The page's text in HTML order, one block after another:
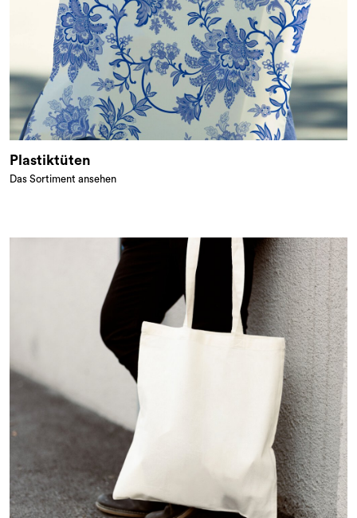
Plastiktüten
Das Sortiment ansehen